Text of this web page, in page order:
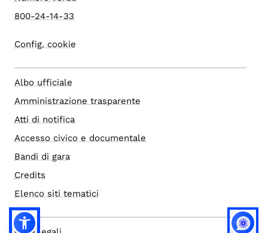
800-24-14-33
Config. cookie
Albo ufficiale
Amministrazione trasparente
Atti di notifica
Accesso civico e documentale
Bandi di gara
Credits
Elenco siti tematici